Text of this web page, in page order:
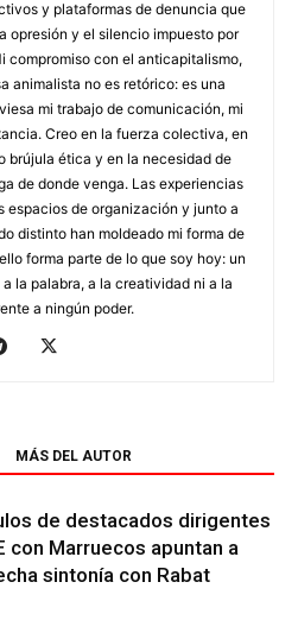
y plataformas de denuncia que
opresión y el silencio impuesto por
compromiso con el anticapitalismo,
animalista no es retórico: es una
mi trabajo de comunicación, mi
Creo en la fuerza colectiva, en
brújula ética y en la necesidad de
de donde venga. Las experiencias
espacios de organización y junto a
distinto han moldeado mi forma de
forma parte de lo que soy hoy: un
la palabra, a la creatividad ni a la
a ningún poder.
MÁS DEL AUTOR
de destacados dirigentes
con Marruecos apuntan a
sintonía con Rabat